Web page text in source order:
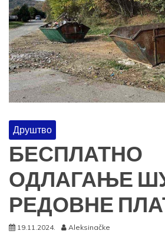
Друштво
БЕСПЛАТНО
ОДЛАГАЊЕ
РЕДОВНЕ
19.11.2024. Aleksinačke